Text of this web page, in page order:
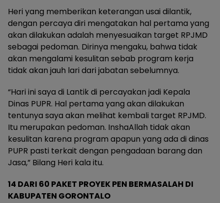
Heri yang memberikan keterangan usai dilantik,
dengan percaya diri mengatakan hal pertama yang
akan dilakukan adalah menyesuaikan target RPJMD
sebagai pedoman. Dirinya mengaku, bahwa tidak
akan mengalami kesulitan sebab program kerja
tidak akan jauh lari dari jabatan sebelumnya.
“Hari ini saya di Lantik di percayakan jadi Kepala
Dinas PUPR. Hal pertama yang akan dilakukan
tentunya saya akan melihat kembali target RPJMD.
Itu merupakan pedoman. InshaAllah tidak akan
kesulitan karena program apapun yang ada di dinas
PUPR pasti terkait dengan pengadaan barang dan
Jasa,” Bilang Heri kala itu.
14 DARI 60 PAKET PROYEK PEN BERMASALAH DI
KABUPATEN GORONTALO